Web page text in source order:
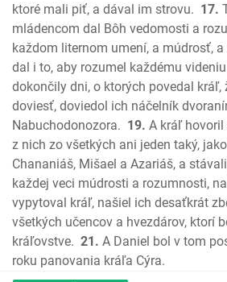
Galatským
Efezským
Filipským
Kolosenským
1. Tesalonickým
2. Tesalonickým
1. Timoteovi
2. Timoteovi
Títovi
Filemonovi
List Židom
List Jakuba
1. Petra
ktoré mali piť, a dával im strovu. 17.
mládencom dal Bôh vedomosti a
každom liternom umení, a múdrosť,
dal i to, aby rozumel každému
dokončily dni, o ktorých povedal kráľ,
doviesť, doviedol ich náčelník
Nabuchodonozora. 19. A kráľ hovoril
z nich zo všetkých ani jeden taký,
Chananiáš, Mišael a Azariáš, a
každej veci múdrosti a rozumnosti,
vypytoval kráľ, našiel ich desaťkrát
všetkých učencov a hvezdárov, ktorí
kráľovstve. 21. A Daniel bol v tom
roku panovania kráľa Cýra.